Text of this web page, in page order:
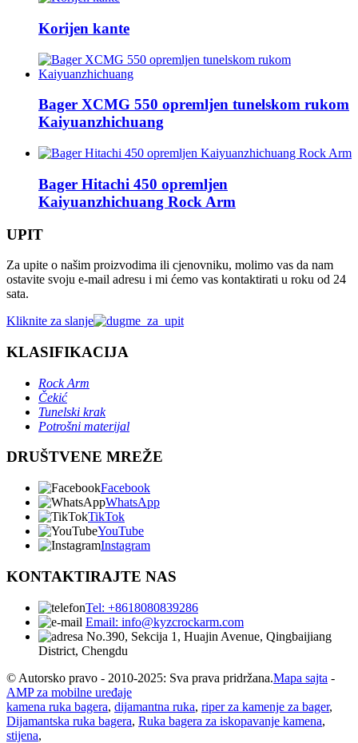
Korijen kante
Bager XCMG 550 opremljen tunelskom rukom
Kaiyuanzhichuang
Bager Hitachi 450 opremljen
Kaiyuanzhichuang Rock Arm
UPIT
Za upite o našim proizvodima ili cjenovniku, molimo vas da nam
ostavite svoju e-mail adresu i mi ćemo vas kontaktirati u roku od 24
sata.
Kliknite za slanje
KLASIFIKACIJA
Rock Arm
Čekić
Tunelski krak
Potrošni materijal
DRUŠTVENE MREŽE
Facebook
WhatsApp
TikTok
YouTube
Instagram
KONTAKTIRAJTE NAS
Tel: +8618080839286
Email: info@kyzcrockarm.com
No.390, Sekcija 1, Huajin Avenue, Qingbaijiang
District, Chengdu
© Autorsko pravo - 2010-2025: Sva prava pridržana.Mapa sajta -
AMP za mobilne uređaje
kamena ruka bagera, dijamantna ruka, riper za kamenje za bager,
Dijamantska ruka bagera, Ruka bagera za iskopavanje kamena,
stijena,